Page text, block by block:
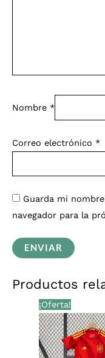
Nombre *
Correo electrónico *
Guarda mi
navegador para la
Productos
¡Oferta!
El
precio
original
era:
€39,00.
es: